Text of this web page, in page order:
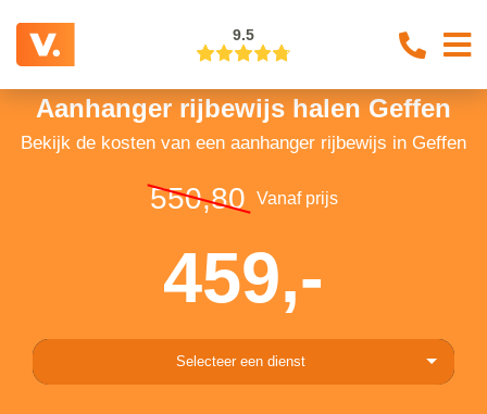
9.5
Aanhanger rijbewijs halen Geffen
Bekijk de kosten van een aanhanger rijbewijs in Geffen
550,80 Vanaf prijs
459,-
Selecteer een dienst